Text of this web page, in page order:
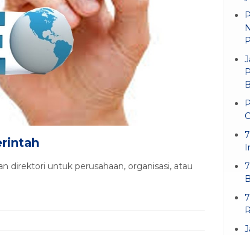
direktori untuk perusahaan, organisasi, atau